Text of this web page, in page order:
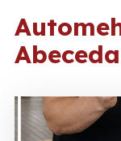
Abeceda